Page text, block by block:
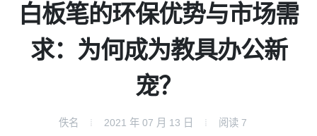
白板笔的环保优势与市场需
求：为何成为教具办公新
宠？
佚名 2021 年 07 月 13 日 阅读 7